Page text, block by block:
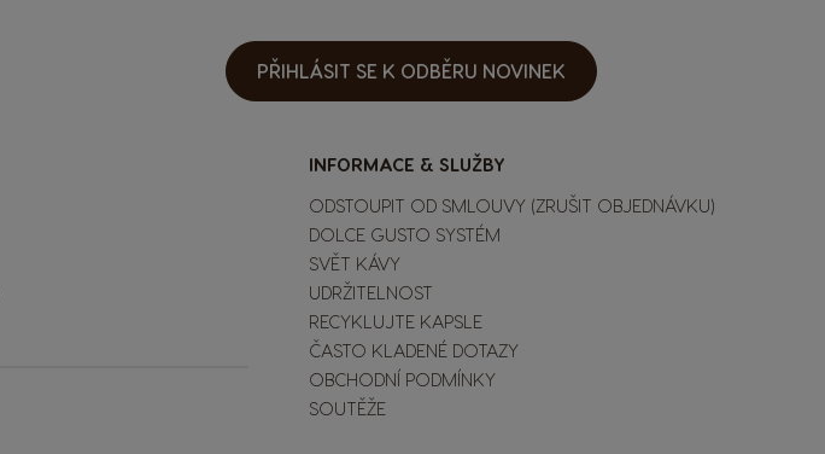
PŘIHLÁSIT SE K ODBĚRU NOVINEK
INFORMACE & SLUŽBY
ODSTOUPIT OD SMLOUVY (ZRUŠIT OBJEDNÁVKU)
DOLCE GUSTO SYSTÉM
SVĚT KÁVY
UDRŽITELNOST
RECYKLUJTE KAPSLE
ČASTO KLADENÉ DOTAZY
OBCHODNÍ PODMÍNKY
SOUTĚŽE